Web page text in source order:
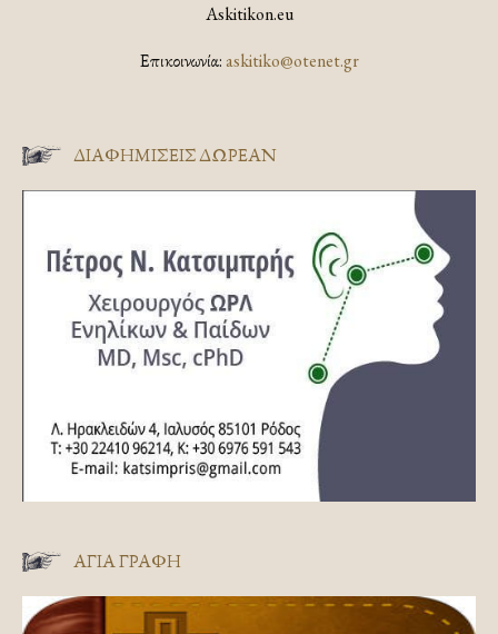
Askitikon.eu
Επικοινωνία:askitiko@otenet.gr
ΔΙΑΦΗΜΊΣΕΙΣ ΔΩΡΕΆΝ
ΑΓΊΑ ΓΡΑΦΉ